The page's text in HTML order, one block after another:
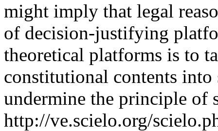
might imply that legal
of decision-justifying
theoretical platforms is to
constitutional contents
undermine the principle of
http://ve.scielo.org/